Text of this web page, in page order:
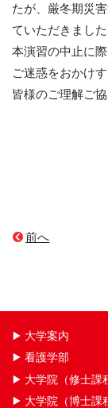
たが、厳冬期災
ていただきました
本演習の中止に
ご迷惑をおかけ
皆様のご理解ご
前へ
大学案内
看護学部
大学院（修士課
大学院（博士課